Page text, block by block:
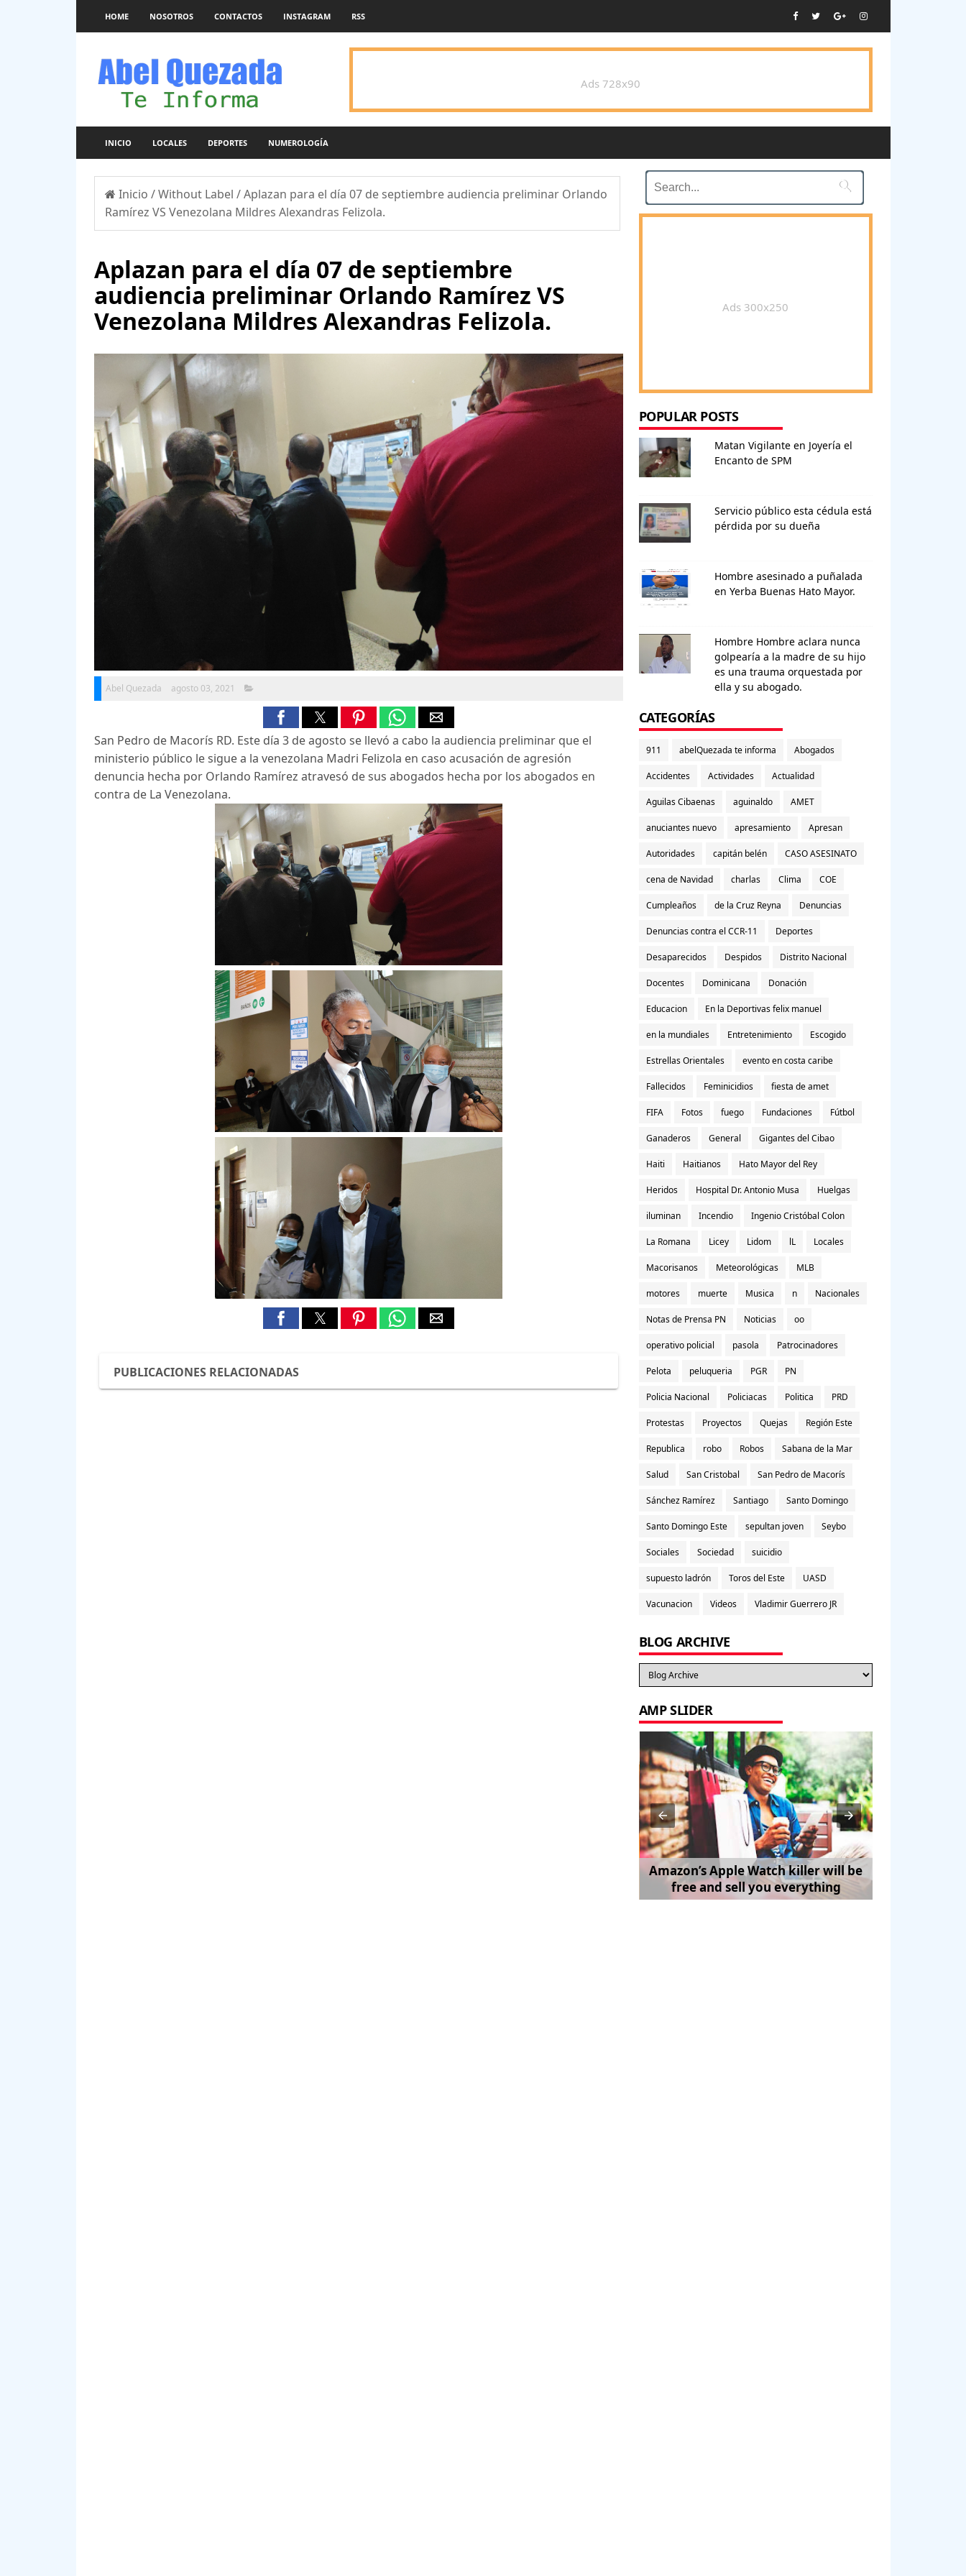
HOME NOSOTROS CONTACTOS INSTAGRAM RSS
Ads 728x90
INICIO LOCALES DEPORTES NUMEROLOGÍA
Inicio /Without Label /Aplazan para el día 07 de septiembre audiencia preliminar Orlando
Ramírez VS Venezolana Mildres Alexandras Felizola.
Aplazan para el día 07 de septiembre
audiencia preliminar Orlando Ramírez VS
Venezolana Mildres Alexandras Felizola.
Abel Quezada agosto 03, 2021
San Pedro de Macorís RD. Este día 3 de agosto se llevó a cabo la audiencia preliminar que el
ministerio público le sigue a la venezolana Madri Felizola en caso acusación de agresión
denuncia hecha por Orlando Ramírez atravesó de sus abogados hecha por los abogados en
contra de La Venezolana.
PUBLICACIONES RELACIONADAS

Ads 300x250
POPULAR POSTS
Matan Vigilante en Joyería el
Encanto de SPM
Servicio público esta cédula está
pérdida por su dueña
Hombre asesinado a puñalada
en Yerba Buenas Hato Mayor.
Hombre Hombre aclara nunca
golpearía a la madre de su hijo
es una trauma orquestada por
ella y su abogado.
CATEGORÍAS
911 abelQuezada te informa Abogados
Accidentes Actividades Actualidad
Aguilas Cibaenas aguinaldo AMET
anuciantes nuevo apresamiento Apresan
Autoridades capitán belén CASO ASESINATO
cena de Navidad charlas Clima COE
Cumpleaños de la Cruz Reyna Denuncias
Denuncias contra el CCR-11 Deportes
Desaparecidos Despidos Distrito Nacional
Docentes Dominicana Donación
Educacion En la Deportivas felix manuel
en la mundiales Entretenimiento Escogido
Estrellas Orientales evento en costa caribe
Fallecidos Feminicidios fiesta de amet
FIFA Fotos fuego Fundaciones Fútbol
Ganaderos General Gigantes del Cibao
Haiti Haitianos Hato Mayor del Rey
Heridos Hospital Dr. Antonio Musa Huelgas
iluminan Incendio Ingenio Cristóbal Colon
La Romana Licey Lidom lL Locales
Macorisanos Meteorológicas MLB
motores muerte Musica n Nacionales
Notas de Prensa PN Noticias oo
operativo policial pasola Patrocinadores
Pelota peluqueria PGR PN
Policia Nacional Policiacas Politica PRD
Protestas Proyectos Quejas Región Este
Republica robo Robos Sabana de la Mar
Salud San Cristobal San Pedro de Macorís
Sánchez Ramírez Santiago Santo Domingo
Santo Domingo Este sepultan joven Seybo
Sociales Sociedad suicidio
supuesto ladrón Toros del Este UASD
Vacunacion Videos Vladimir Guerrero JR
BLOG ARCHIVE
AMP SLIDER
Amazon’s Apple Watch killer will be
free and sell you everything